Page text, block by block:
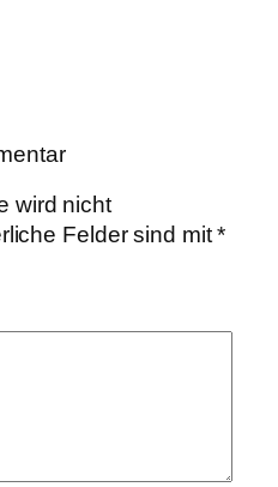
wird nicht
Felder sind mit*